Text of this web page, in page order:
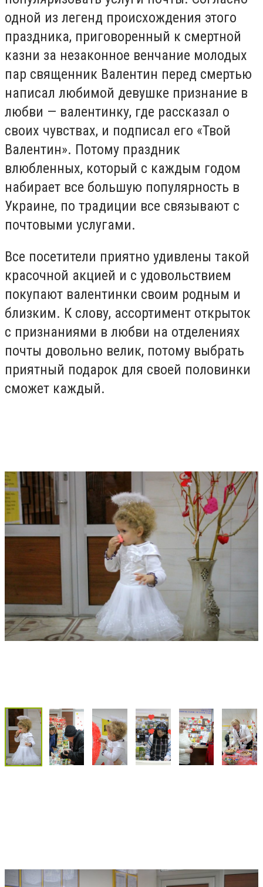
одной из легенд происхождения этого
праздника, приговоренный к смертной
казни за незаконное венчание молодых
пар священник Валентин перед смертью
написал любимой девушке признание в
любви — валентинку, где рассказал о
своих чувствах, и подписал его «Твой
Валентин». Потому праздник
влюбленных, который с каждым годом
набирает все большую популярность в
Украине, по традиции все связывают с
почтовыми услугами.
Все посетители приятно удивлены такой
красочной акцией и с удовольствием
покупают валентинки своим родным и
близким. К слову, ассортимент открыток
с признаниями в любви на отделениях
почты довольно велик, потому выбрать
приятный подарок для своей половинки
сможет каждый.